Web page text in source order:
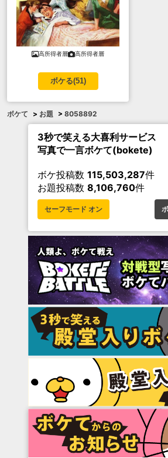
高所得者層 高所得者層
ボケる(51)
ボケて > お題 > 8058892
3秒で笑える大喜利サービス
写真で一言ボケて(bokete)
ボケ投稿数 115,503,287件
お題投稿数 8,106,760件
セーフモード オン